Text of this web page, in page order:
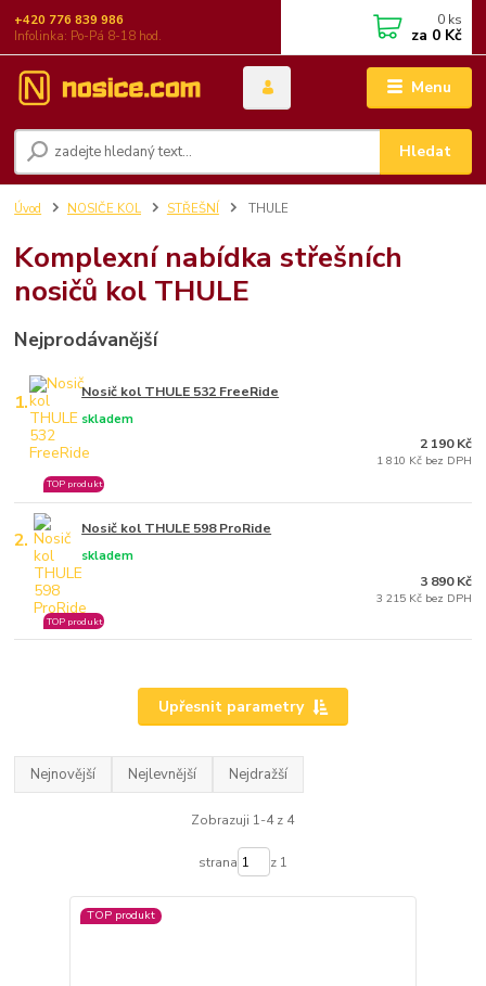
Menu
Hledat
+420 776 839 986
Infolinka: Po-Pá 8-18 hod.
0 ks
za 0 Kč
Úvod NOSIČE KOL STŘEŠNÍ THULE
Komplexní nabídka střešních
nosičů kol THULE
Nejprodávanější
1. Nosič kol THULE 532 FreeRide
skladem
TOP produkt
2 190 Kč
1 810 Kč bez DPH
2. Nosič kol THULE 598 ProRide
skladem
TOP produkt
3 890 Kč
3 215 Kč bez DPH
Upřesnit parametry
Nejnovější Nejlevnější Nejdražší
Zobrazuji 1-4 z 4
strana z 1
TOP produkt